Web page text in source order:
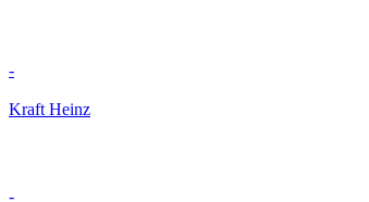
-
Kraft Heinz
-